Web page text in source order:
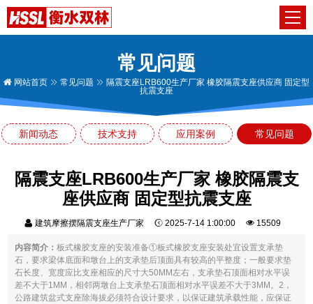
常见问题
网站首页 常见问题
隔震支座LRB600生产厂家 橡胶隔震支座供应商 固定型
抗震支座
新闻动态 技术支持 应用案例 常见问题
隔震支座LRB600生产厂家 橡胶隔震支
座供应商 固定型抗震支座
建筑摩擦摆隔震支座生产厂家 2025-7-14 1:00:00 15509
内容简介：板式橡胶支座的安装准备①板式橡胶支座安装处宜设置支承垫
石，要求梁体底面和墩台上的支承垫后顶面具有较高的平整度；一般要求垫
石长度、宽度应比支座相应的尺寸大50MM左右，支承垫石顶面相对水平误
差不大于1MM，相邻两墩台上支承垫石顶面相对水平误差不大于3MM。2，
公路建筑盆式支座除海拔必须符合设计要求，以保证建筑承载性能，应保证